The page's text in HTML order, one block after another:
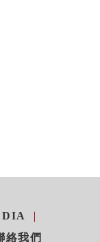
絡我們